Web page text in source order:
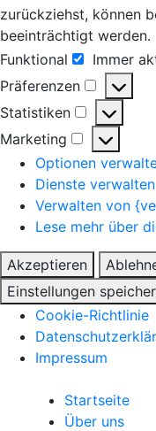
zurückziehst, können
beeinträchtigt werden.
Funktional
Immer
Präferenzen
Statistiken
Marketing
Optionen
Dienste verwalten
Verwalten von
Lese mehr über
Akzeptieren
Einstellungen
Cookie-Richtlinie
Impressum
Startseite
Über uns